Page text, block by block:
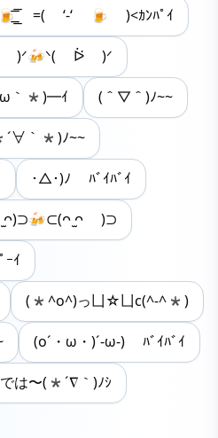
=( ‘-‘ 🍺 )<ｶﾝﾊﾟｲ
)ᐟ🍻ᐠ( ᐖ )ᐟ
｀*)━ｲ (＾▽＾)ﾉ~~
｀*)ﾉ~~
･△･)ﾉ ﾊﾞｲﾊﾞｲ
̫ᴖ )⊃
ｲ
(*^o^)っ凵☆凵c(^-^*)
(o´・ω・)´-ω-) ﾊﾞｲﾊﾞｲ
では〜(*´∇｀)ﾉｼ